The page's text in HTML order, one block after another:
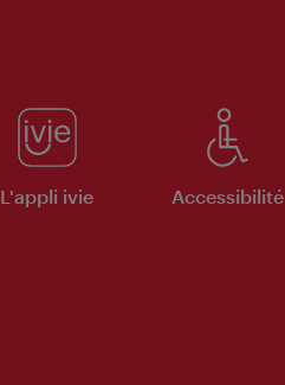
L'appli ivie Accessibilité